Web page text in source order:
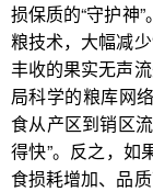
损保质的“守护神
粮技术，大幅减
丰收的果实无声
局科学的粮库网
食从产区到销区
得快”。反之，如
食损耗增加、品